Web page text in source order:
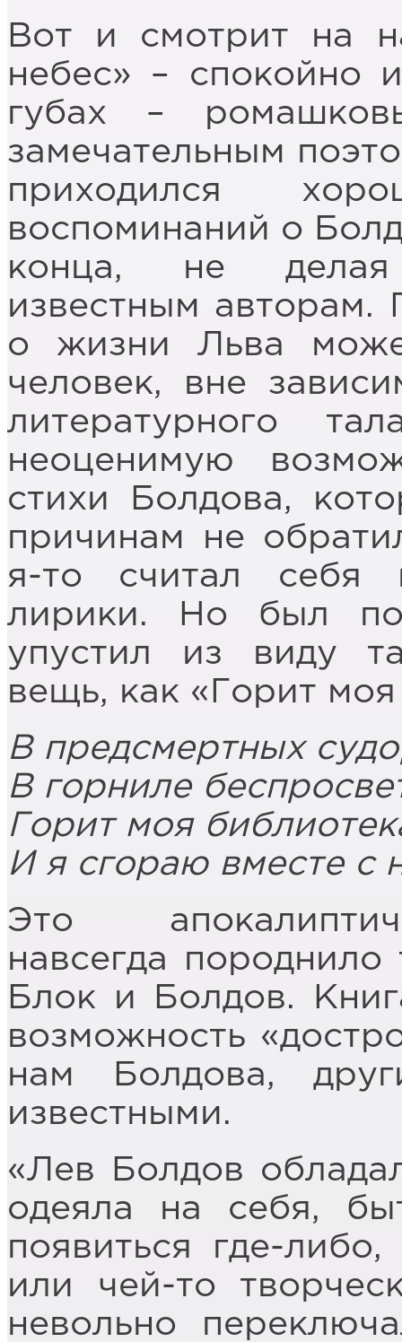
Вот и смотрит на
небес» – спокойно
губах –
замечательным
приходился
воспоминаний о
конца, не делая
известным авторам.
о жизни Льва
человек, вне
литературного
неоценимую
стихи Болдова,
причинам не
я-то считал себя
лирики. Но был
упустил из виду
вещь, как «Горит
В предсмертных
В горниле
Горит моя
И я сгораю вместе с
Это
навсегда породнило
Блок и Болдов.
возможность
нам Болдова,
известными.
«Лев Болдов
одеяла на себя,
появиться где-
или чей-то
невольно